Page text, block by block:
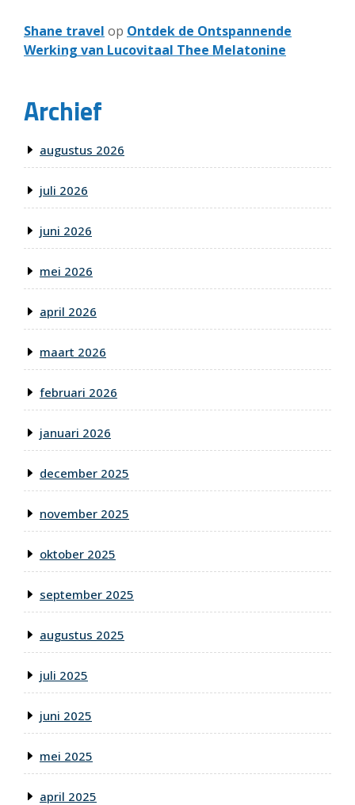
Shane travel op Ontdek de Ontspannende
Werking van Lucovitaal Thee Melatonine
Archief
augustus 2026
juli 2026
juni 2026
mei 2026
april 2026
maart 2026
februari 2026
januari 2026
december 2025
november 2025
oktober 2025
september 2025
augustus 2025
juli 2025
juni 2025
mei 2025
april 2025